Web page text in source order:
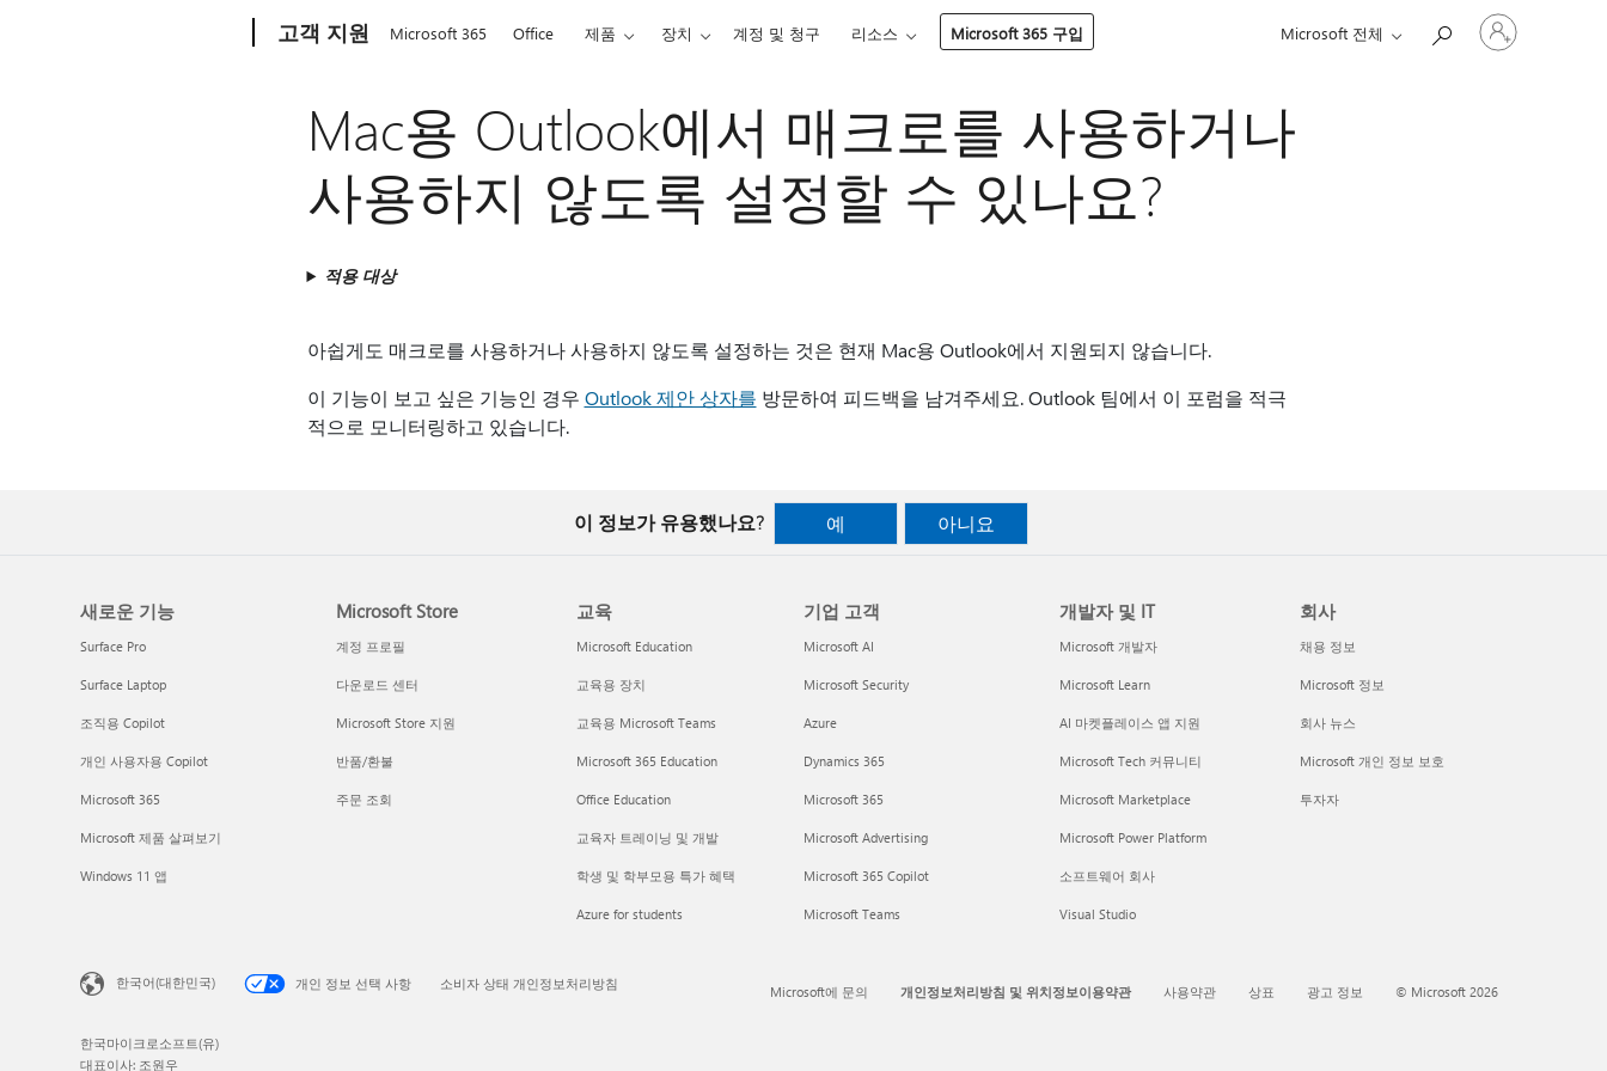
고객 지원 Microsoft 365 Office 제품 장치 계정 및 청구 리소스 Microsoft 365 구입 Microsoft 전체
하
Mac용 Outlook에서 매크로를 사용하거나
사용하지 않도록 설정할 수 있나요?
적용 대상
아쉽게도 매크로를 사용하거나 사용하지 않도록 설정하는 것은 현재 Mac용 Outlook에서 지원되지 않습니다.
이 기능이 보고 싶은 기능인 경우 Outlook 제안 상자를 방문하여 피드백을 남겨주세요. Outlook 팀에서 이 포럼을 적극
적으로 모니터링하고 있습니다.
이 정보가 유용했나요? 예 아니요
새로운 기능
Surface Pro
Surface Laptop
조직용 Copilot
개인 사용자용 Copilot
Microsoft 365
Microsoft 제품 살펴보기
Windows 11 앱
Microsoft Store
계정 프로필
다운로드 센터
Microsoft Store 지원
반품/환불
주문 조회
교육
Microsoft Education
교육용 장치
교육용 Microsoft Teams
Microsoft 365 Education
Office Education
교육자 트레이닝 및 개발
학생 및 학부모용 특가 혜택
Azure for students
기업 고객
Microsoft AI
Microsoft Security
Azure
Dynamics 365
Microsoft 365
Microsoft Advertising
Microsoft 365 Copilot
Microsoft Teams
개발자 및 IT
Microsoft 개발자
Microsoft Learn
AI 마켓플레이스 앱 지원
Microsoft Tech 커뮤니티
Microsoft Marketplace
Microsoft Power Platform
소프트웨어 회사
Visual Studio
회사
채용 정보
Microsoft 정보
회사 뉴스
Microsoft 개인 정보 보호
투자자
한국어(대한민국) 개인 정보 선택 사항 소비자 상태 개인정보처리방침 Microsoft에 문의 개인정보처리방침 및 위치정보이용약관 사용약관 상표 광고 정보 © Microsoft 2026
한국마이크로소프트(유)
대표이사: 조원우